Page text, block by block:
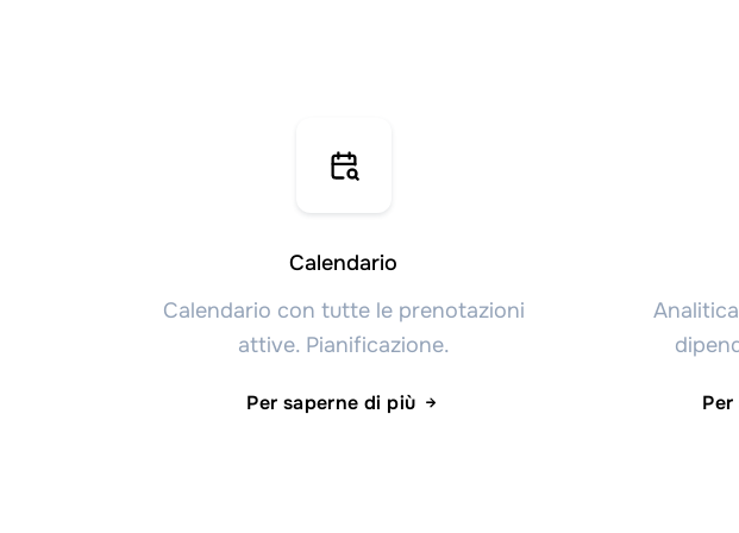
Calendario
Calendario con tutte le prenotazioni
attive. Pianificazione.
Per saperne di più